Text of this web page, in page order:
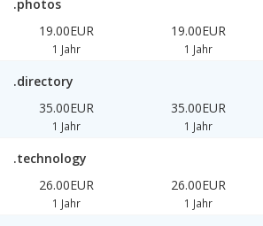
.photos
19.00EUR
1 Jahr
19.00EUR
1 Jahr
.directory
35.00EUR
1 Jahr
35.00EUR
1 Jahr
.technology
26.00EUR
1 Jahr
26.00EUR
1 Jahr